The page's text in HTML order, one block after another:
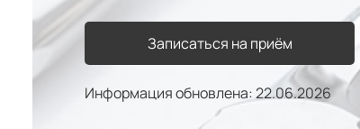
Записаться на приём
Информация обновлена: 22.06.2026